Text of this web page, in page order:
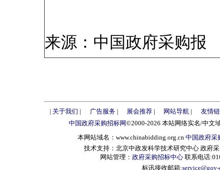
来源：中国政府采购报
| 关于我们 | 广告服务| 展会推荐| 网站导航 |
友情
中国政府采购招标网©2000-2026 本站网络实名/中文
本网站域名：www.chinabidding.org.cn 中国政府采
技术支持：北京中政发科学技术研究中心 政府
网站管理： 政府采购招标中心 联系电话
标讯接收邮箱: